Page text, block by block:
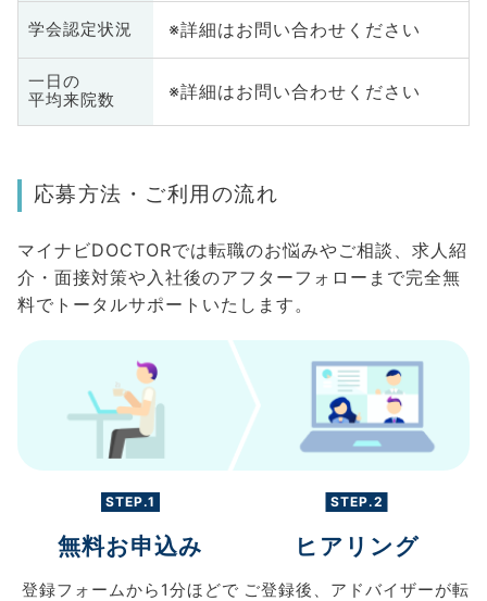
学会認定状況 ※詳細はお問い合わせください
一日の
平均来院数
※詳細はお問い合わせください
応募方法・ご利用の流れ
マイナビDOCTORでは転職のお悩みやご相談、求人紹
介・面接対策や入社後のアフターフォローまで完全無
料でトータルサポートいたします。
STEP.1
無料お申込み
登録フォームから 1分ほどで
STEP.2
ヒアリング
ご登録後、 アドバイザーが転